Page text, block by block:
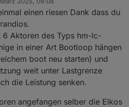
von
einen riesen Dank dass du
6 Aktoren des Typs hm-lc-
in einer Art Bootloop hängen
boot neu starten) und
weit unter Lastgrenze
die Leistung senken.
angefangen selber die Elkos